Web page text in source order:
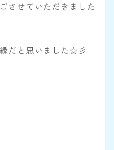
させていただきました
だと思いました☆彡